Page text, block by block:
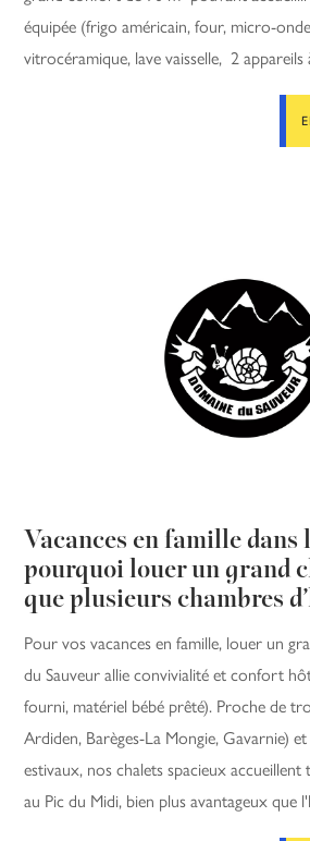
équipée (frigo américain, four, micro-
vitrocéramique, lave vaisselle, 2 appareils
Vacances en famille dans
pourquoi louer un grand
que plusieurs chambres
Pour vos vacances en famille, louer un
du Sauveur allie convivialité et confort
fourni, matériel bébé prêté). Proche de
Ardiden, Barèges-La Mongie, Gavarnie)
estivaux, nos chalets spacieux
au Pic du Midi, bien plus avantageux que